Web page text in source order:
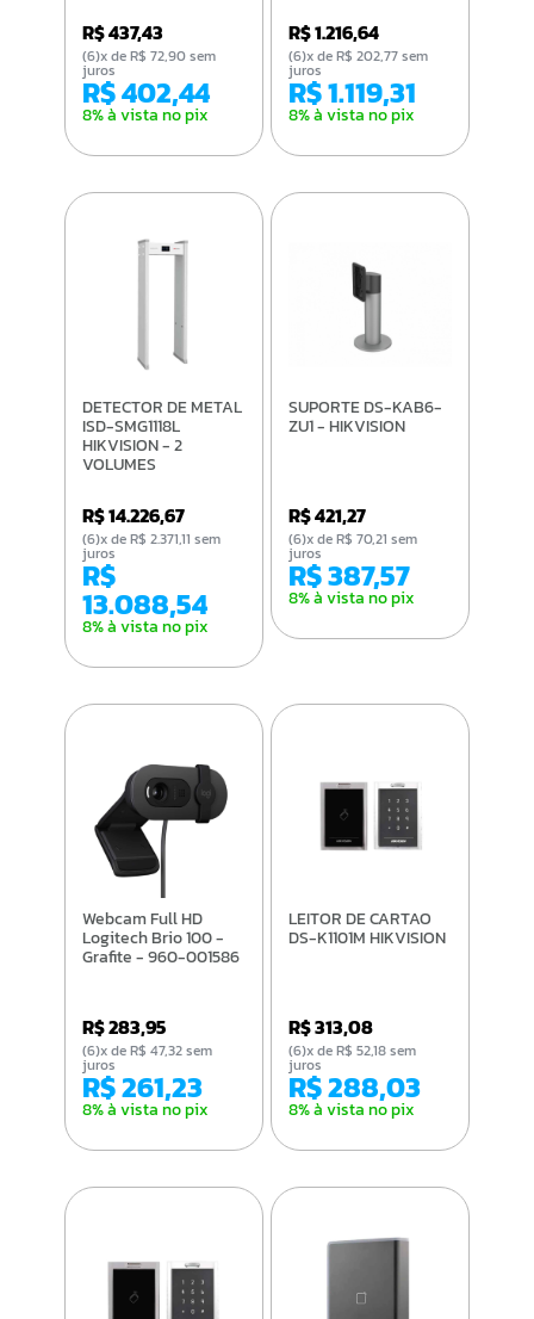
R$ 437,43
R$ 402,44
8% à vista no pix
(6)x de R$ 72,90 sem
juros
R$ 1.216,64
R$ 1.119,31
8% à vista no pix
(6)x de R$ 202,77 sem
juros
DETECTOR DE METAL
ISD-SMG1118L
HIKVISION - 2
VOLUMES
R$ 14.226,67
R$
13.088,54
8% à vista no pix
(6)x de R$ 2.371,11 sem
juros
SUPORTE DS-KAB6-
ZU1 - HIKVISION
R$ 421,27
R$ 387,57
8% à vista no pix
(6)x de R$ 70,21 sem
juros
Webcam Full HD
Logitech Brio 100 -
Grafite - 960-001586
R$ 283,95
R$ 261,23
8% à vista no pix
(6)x de R$ 47,32 sem
juros
LEITOR DE CARTAO
DS-K1101M HIKVISION
R$ 313,08
R$ 288,03
8% à vista no pix
(6)x de R$ 52,18 sem
juros